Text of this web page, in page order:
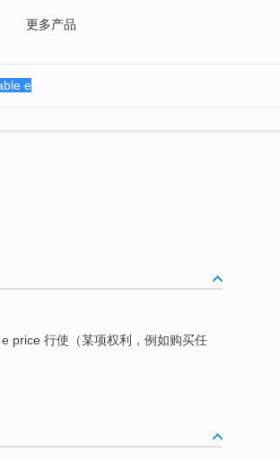
更多产品
price 行使（某项权利，例如购买任